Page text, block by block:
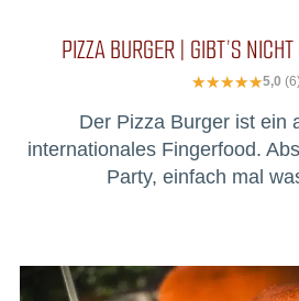
PIZZA BURGER | GIBT’S
5,0
Der Pizza Burger ist ein
internationales Fingerfood.
Party, einfach mal